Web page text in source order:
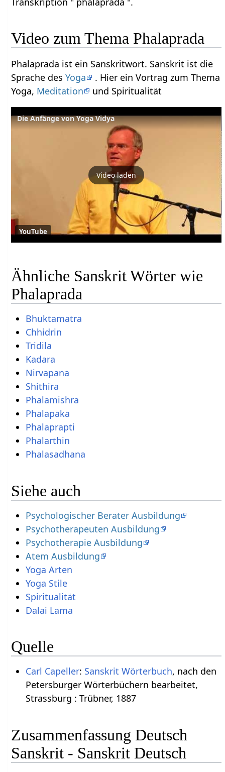
Video zum Thema Phalaprada
Phalaprada ist ein Sanskritwort. Sanskrit ist die
Sprache desYoga
. Hier ein Vortrag zum Thema
Yoga, Meditation und Spiritualität
Die Anfänge von Yoga Vidya
Video laden
YouTube
Ähnliche Sanskrit Wörter wie
Phalaprada
Bhuktamatra
Chhidrin
Tridila
Kadara
Nirvapana
Shithira
Phalamishra
Phalapaka
Phalaprapti
Phalarthin
Phalasadhana
Siehe auch
Psychologischer Berater Ausbildung
Psychotherapeuten Ausbildung
Psychotherapie Ausbildung
Atem Ausbildung
Yoga Arten
Yoga Stile
Spiritualität
Dalai Lama
Quelle
Carl Capeller: Sanskrit Wörterbuch, nach den
Petersburger Wörterbüchern bearbeitet,
Strassburg : Trübner, 1887
Zusammenfassung Deutsch
Sanskrit - Sanskrit Deutsch